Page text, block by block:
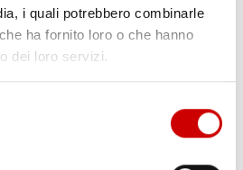
i quali potrebbero combinarle
ha fornito loro o che hanno
dei loro servizi.
GESTIONE EMERGENZA